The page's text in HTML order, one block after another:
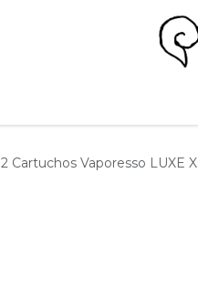
2 Cartuchos Vaporesso LUXE X